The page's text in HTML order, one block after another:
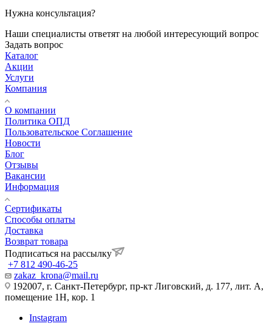
Нужна консультация?
Наши специалисты ответят на любой интересующий вопрос
Задать вопрос
Каталог
Акции
Услуги
Компания
О компании
Политика ОПД
Пользовательское Соглашение
Новости
Блог
Отзывы
Вакансии
Информация
Сертификаты
Способы оплаты
Доставка
Возврат товара
Подписаться на рассылку
+7 812 490-46-25
zakaz_krona@mail.ru
192007, г. Санкт-Петербург, пр-кт Лиговский, д. 177, лит. А,
помещение 1Н, кор. 1
Instagram